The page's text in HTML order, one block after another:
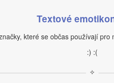
Textové
které se občas používají
:) :(
✧